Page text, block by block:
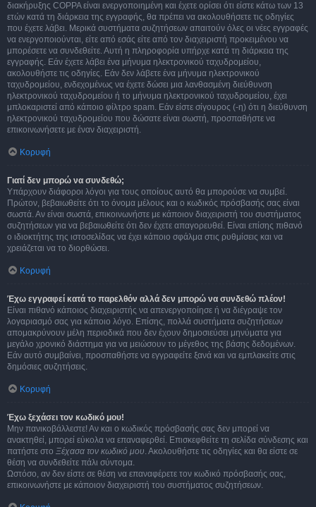
διακήρυξης COPPA είναι ενεργοποιημένη και έχετε ορίσει ότι είστε κάτω των 13
ετών κατά τη διάρκεια της εγγραφής, θα πρέπει να ακολουθήσετε τις οδηγίες
που έχετε λάβει. Μερικά συστήματα συζητήσεων απαιτούν όλες οι νέες εγγραφές
να ενεργοποιούνται, είτε από εσάς είτε από τον διαχειριστή προκειμένου να
μπορέσετε να συνδεθείτε. Αυτή η πληροφορία υπήρχε κατά τη διάρκεια της
εγγραφής. Εάν έχετε λάβει ένα μήνυμα ηλεκτρονικού ταχυδρομείου,
ακολουθήστε τις οδηγίες. Εάν δεν λάβετε ένα μήνυμα ηλεκτρονικού
ταχυδρομείου, ενδεχομένως να έχετε δώσει μια λανθασμένη διεύθυνση
ηλεκτρονικού ταχυδρομείου ή το μήνυμα ηλεκτρονικού ταχυδρομείου, έχει
μπλοκαριστεί από κάποιο φίλτρο spam. Εάν είστε σίγουρος (-η) ότι η διεύθυνση
ηλεκτρονικού ταχυδρομείου που δώσατε είναι σωστή, προσπαθήστε να
επικοινωνήσετε με έναν διαχειριστή.
Κορυφή
Γιατί δεν μπορώ να συνδεθώ;
Υπάρχουν διάφοροι λόγοι για τους οποίους αυτό θα μπορούσε να συμβεί.
Πρώτον, βεβαιωθείτε ότι το όνομα μέλους και ο κωδικός πρόσβασής σας είναι
σωστά. Αν είναι σωστά, επικοινωνήστε με κάποιον διαχειριστή του συστήματος
συζητήσεων για να βεβαιωθείτε ότι δεν έχετε απαγορευθεί. Είναι επίσης πιθανό
ο ιδιοκτήτης της ιστοσελίδας να έχει κάποιο σφάλμα στις ρυθμίσεις και να
χρειάζεται να το διορθώσει.
Κορυφή
Έχω εγγραφεί κατά το παρελθόν αλλά δεν μπορώ να συνδεθώ πλέον!
Είναι πιθανό κάποιος διαχειριστής να απενεργοποίησε ή να διέγραψε τον
λογαριασμό σας για κάποιο λόγο. Επίσης, πολλά συστήματα συζητήσεων
απομακρύνουν μέλη περιοδικά που δεν έχουν δημοσιεύσει μηνύματα για
μεγάλο χρονικό διάστημα για να μειώσουν το μέγεθος της βάσης δεδομένων.
Εάν αυτό συμβαίνει, προσπαθήστε να εγγραφείτε ξανά και να εμπλακείτε στις
δημόσιες συζητήσεις.
Κορυφή
Έχω ξεχάσει τον κωδικό μου!
Μην πανικοβάλλεστε! Αν και ο κωδικός πρόσβασής σας δεν μπορεί να
ανακτηθεί, μπορεί εύκολα να επαναφερθεί. Επισκεφθείτε τη σελίδα σύνδεσης και
πατήστε στο Ξέχασα τον κωδικό μου. Ακολουθήστε τις οδηγίες και θα είστε σε
θέση να συνδεθείτε πάλι σύντομα.
Ωστόσο, αν δεν είστε σε θέση να επαναφέρετε τον κωδικό πρόσβασής σας,
επικοινωνήστε με κάποιον διαχειριστή του συστήματος συζητήσεων.